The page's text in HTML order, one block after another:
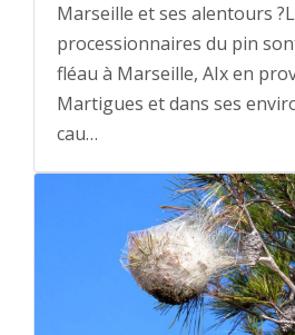
Marseille et ses alentours
processionnaires du pin
fléau à Marseille, AIx en
Martigues et dans ses
cau…